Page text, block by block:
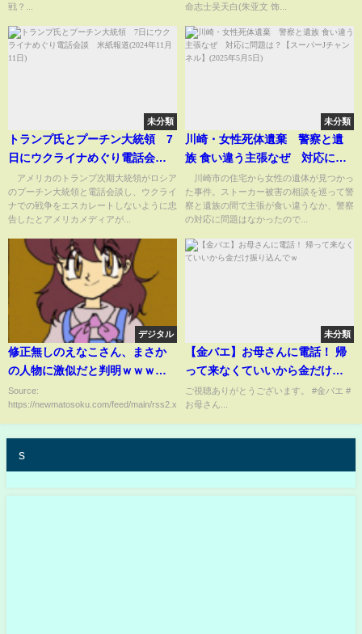
戦？...
命志士吴天白(朱亚文 饰...
未分類
トランプ氏とプーチン大統領 7
日にウクライナめぐり電話会
談 米紙報道(2024年11月11日)
アメリカのトランプ次期大統領がロシア
のプーチン大統領と電話会談し、ウクライ
ナでの戦争をエスカレートしないように忠
告したとアメリカメディアが...
未分類
川崎・女性死体遺棄 警察と遺
族 食い違う主張なぜ 対応に問
題は？【スーパーJチャンネル】
(2025年5月5日)
川崎市の住宅から女性の遺体が見つかっ
た事件。ストーカー被害の相談を巡って警
察と遺族の間で主張が食い違うなか、警察
の対応に問題はなかったので...
デジタル
修正無しのえなこさん、まさか
の人物に激似だと判明ｗｗｗｗ
ｗｗｗｗｗｗ
Source:
https://newmatosoku.com/feed/main/rss2.xml...
未分類
【金バエ】お母さんに電話！ 帰
って来なくていいから金だけ振
り込んでｗ
ご視聴ありがとうございます。 #金バエ #
お母さん...
s